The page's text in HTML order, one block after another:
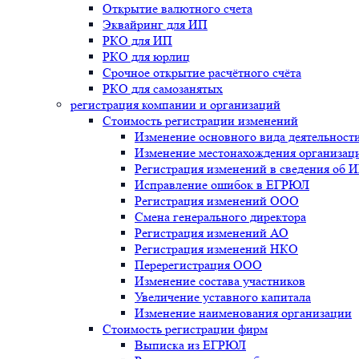
Открытие валютного счета
Эквайринг для ИП
РКО для ИП
РКО для юрлиц
Срочное открытие расчётного счёта
РКО для самозанятых
регистрация компании и организаций
Стоимость регистрации изменений
Изменение основного вида
Изменение местонахождения
Регистрация изменений в сведения об
Исправление ошибок в ЕГРЮЛ
Регистрация изменений ООО
Смена генерального директора
Регистрация изменений АО
Регистрация изменений НКО
Перерегистрация ООО
Изменение состава участников
Увеличение уставного капитала
Изменение наименования организации
Стоимость регистрации фирм
Выписка из ЕГРЮЛ